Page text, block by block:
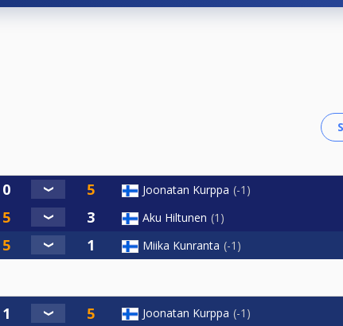
Joonatan Kurppa -1
Aku Hiltunen 1
Miika Kunranta -1
Joonatan Kurppa -1